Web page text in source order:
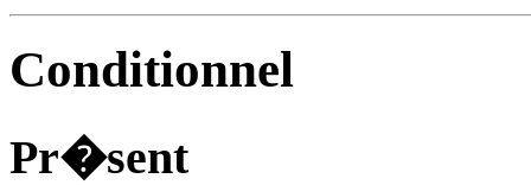
Conditionnel
Pr�sent